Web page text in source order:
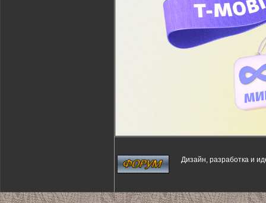
Дизайн, разработка и